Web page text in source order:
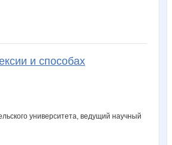
и способах
университета, ведущий научный